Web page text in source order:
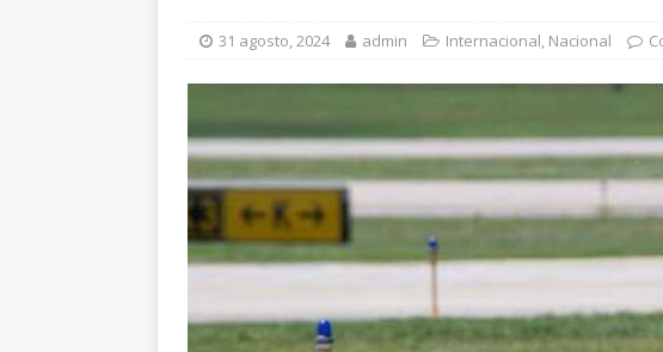
31 agosto, 2024 admin Internacional, Nacional